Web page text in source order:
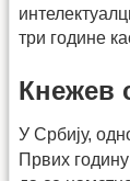
три године
Кнежев
У Србију,
Првих